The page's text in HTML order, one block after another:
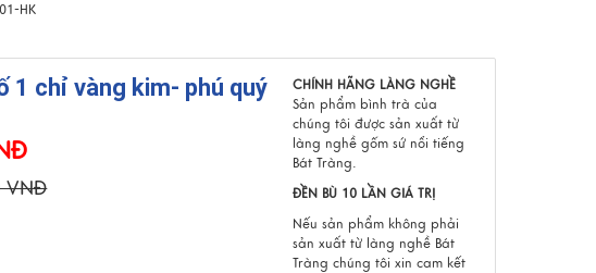
HK
1 chỉ vàng kim- phú quý
CHÍNH HÃNG LÀNG NGHỀ
Sản phẩm bình trà của
chúng tôi được sản xuất từ
làng nghề gốm sứ nổi tiếng
Bát Tràng.
ĐỀN BÙ 10 LẦN GIÁ TRỊ
Nếu sản phẩm không phải
sản xuất từ làng nghề Bát
Tràng chúng tôi xin cam kết